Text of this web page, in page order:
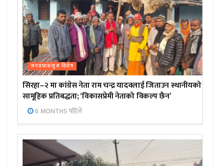
जनप्रभाबन्युज विशेष
सिरहा–२ मा कांग्रेस नेता राम चन्द्र यादवलाई जिताउन स्थानीयको
सामूहिक प्रतिबद्धता; ‘विकासप्रेमी नेताको विकल्प छैन’
6 MONTHS पहिले